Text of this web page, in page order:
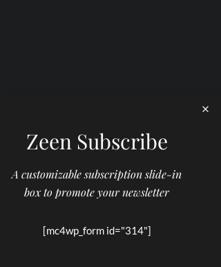
Zeen Subscribe
A customizable subscription slide-in
box to promote your newsletter
[mc4wp_form id="314"]